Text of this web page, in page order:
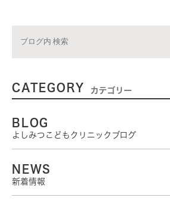
CATEGORY カテゴリー
BLOG
よしみつこどもクリニックブログ
NEWS
新着情報